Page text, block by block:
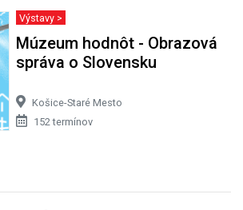
Výstavy >
Múzeum hodnôt - Obrazová
správa o Slovensku
Košice-Staré Mesto
152 termínov